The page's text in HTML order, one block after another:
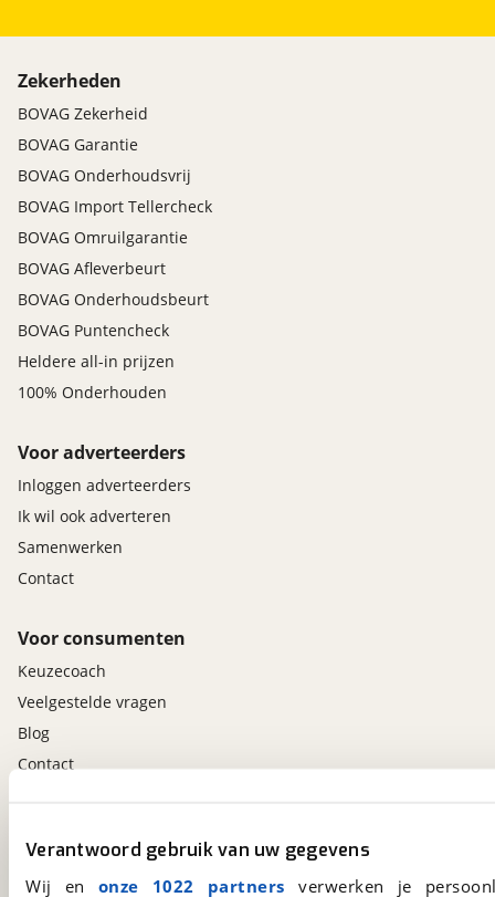
Verantwoord gebruik van uw gegevens
Wij en onze 1022 partners verwerken je
Zekerheden
BOVAG Zekerheid
BOVAG Garantie
BOVAG Onderhoudsvrij
BOVAG Import Tellercheck
BOVAG Omruilgarantie
BOVAG Afleverbeurt
BOVAG Onderhoudsbeurt
BOVAG Puntencheck
Heldere all-in prijzen
100% Onderhouden
Voor adverteerders
Inloggen adverteerders
Ik wil ook adverteren
Samenwerken
Contact
Voor consumenten
Keuzecoach
Veelgestelde vragen
Blog
Contact
Altijd het meest recente aanbod bij de hand.
Download 'm nu.